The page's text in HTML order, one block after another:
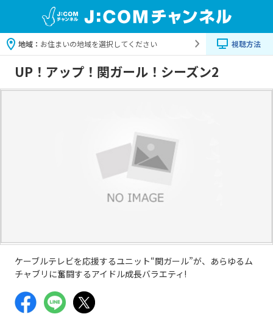
地域： お住まいの地域を選択してください 視聴方法
UP！アップ！関ガール！シーズン2
ケーブルテレビを応援するユニット“関ガール”が、あらゆるム
チャブリに奮闘するアイドル成長バラエティ!